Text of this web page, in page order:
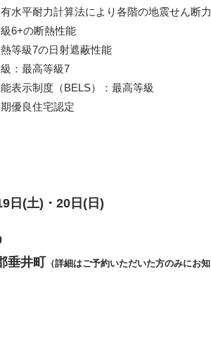
水平耐力計算法により各階の地震せん断
6+の断熱性能
等級7の日射遮蔽性能
：最高等級7
表示制度（BELS）：最高等級
優良住宅認定
日(土)・20日(日)
井町
（詳細はご予約いただいた方のみにお